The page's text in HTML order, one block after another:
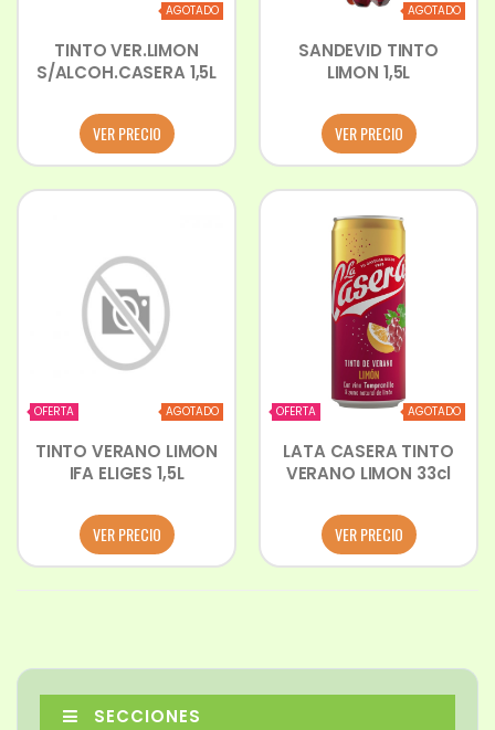
AGOTADO
TINTO VER.LIMON
S/ALCOH.CASERA 1,5L
VER PRECIO
AGOTADO
SANDEVID TINTO
LIMON 1,5L
VER PRECIO
AGOTADO
OFERTA
TINTO VERANO LIMON
IFA ELIGES 1,5L
VER PRECIO
AGOTADO
OFERTA
LATA CASERA TINTO
VERANO LIMON 33cl
VER PRECIO
SECCIONES